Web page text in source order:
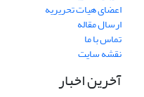
اعضای هیات تحریریه
ارسال مقاله
تماس با ما
نقشه سایت
آخرین اخبار